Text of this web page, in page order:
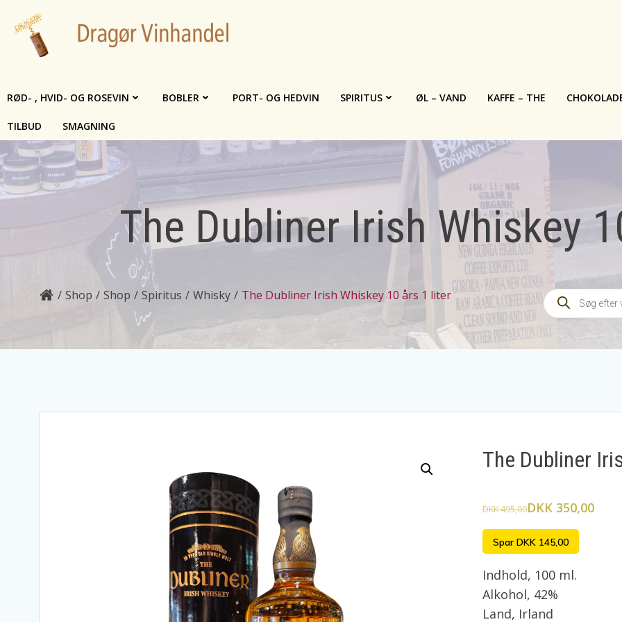
indhold
RØD- , HVID- OG ROSEVIN BOBLER PORT- OG HEDVIN SPIRITUS ØL – VAND KAFFE – THE
TILBUD SMAGNING
The Dubliner Irish Whiskey
Shop Shop Spiritus Whisky The Dubliner Irish Whiskey 10 års 1 liter Products
search
The Dubliner
DKK 495,00DKK 350,00
Spar DKK 145,00
Indhold, 100 ml.
Alkohol, 42%
Land, Irland